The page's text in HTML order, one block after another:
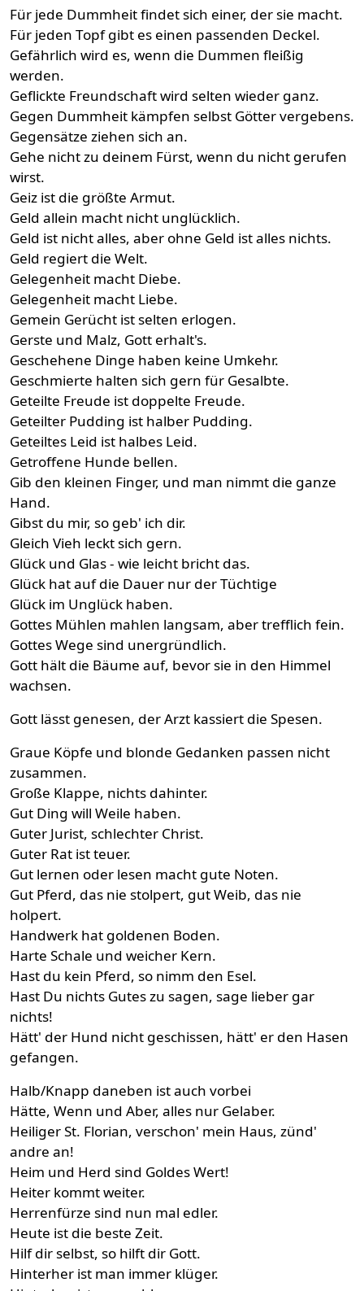
Für jede Dummheit findet sich einer, der sie macht.
Für jeden Topf gibt es einen passenden Deckel.
Gefährlich wird es, wenn die Dummen fleißig
werden.
Geflickte Freundschaft wird selten wieder ganz.
Gegen Dummheit kämpfen selbst Götter vergebens.
Gegensätze ziehen sich an.
Gehe nicht zu deinem Fürst, wenn du nicht gerufen
wirst.
Geiz ist die größte Armut.
Geld allein macht nicht unglücklich.
Geld ist nicht alles, aber ohne Geld ist alles nichts.
Geld regiert die Welt.
Gelegenheit macht Diebe.
Gelegenheit macht Liebe.
Gemein Gerücht ist selten erlogen.
Gerste und Malz, Gott erhalt's.
Geschehene Dinge haben keine Umkehr.
Geschmierte halten sich gern für Gesalbte.
Geteilte Freude ist doppelte Freude.
Geteilter Pudding ist halber Pudding.
Geteiltes Leid ist halbes Leid.
Getroffene Hunde bellen.
Gib den kleinen Finger, und man nimmt die ganze
Hand.
Gibst du mir, so geb' ich dir.
Gleich Vieh leckt sich gern.
Glück und Glas - wie leicht bricht das.
Glück hat auf die Dauer nur der Tüchtige
Glück im Unglück haben.
Gottes Mühlen mahlen langsam, aber trefflich fein.
Gottes Wege sind unergründlich.
Gott hält die Bäume auf, bevor sie in den Himmel
wachsen.
Gott lässt genesen, der Arzt kassiert die Spesen.
Graue Köpfe und blonde Gedanken passen nicht
zusammen.
Große Klappe, nichts dahinter.
Gut Ding will Weile haben.
Guter Jurist, schlechter Christ.
Guter Rat ist teuer.
Gut lernen oder lesen macht gute Noten.
Gut Pferd, das nie stolpert, gut Weib, das nie
holpert.
Handwerk hat goldenen Boden.
Harte Schale und weicher Kern.
Hast du kein Pferd, so nimm den Esel.
Hast Du nichts Gutes zu sagen, sage lieber gar
nichts!
Hätt' der Hund nicht geschissen, hätt' er den Hasen
gefangen.
Halb/Knapp daneben ist auch vorbei
Hätte, Wenn und Aber, alles nur Gelaber.
Heiliger St. Florian, verschon' mein Haus, zünd'
andre an!
Heim und Herd sind Goldes Wert!
Heiter kommt weiter.
Herrenfürze sind nun mal edler.
Heute ist die beste Zeit.
Hilf dir selbst, so hilft dir Gott.
Hinterher ist man immer klüger.